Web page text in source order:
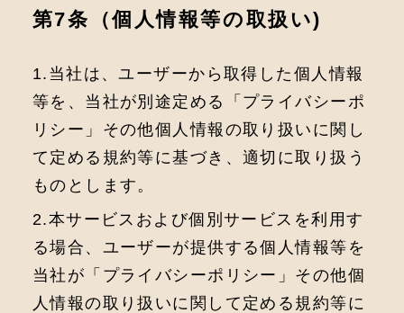
第7条（個⼈情報等の取扱い)
1.当社は、ユーザーから取得した個⼈情報
等を、当社が別途定める「プライバシーポ
リシー」その他個⼈情報の取り扱いに関し
て定める規約等に基づき、適切に取り扱う
ものとします。
2.本サービスおよび個別サービスを利⽤す
る場合、ユーザーが提供する個⼈情報等を
当社が「プライバシーポリシー」その他個
⼈情報の取り扱いに関して定める規約等に